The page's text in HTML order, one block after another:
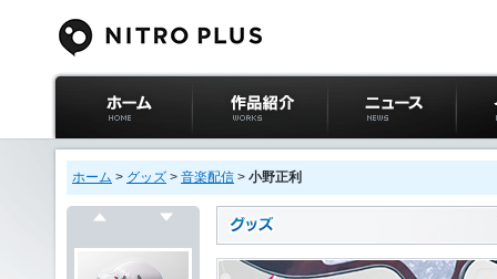
ニトロプラス公式
サイト ホーム
作品紹介 ニュース イベ
ホーム > グッズ > 音楽配信 > 小野正利